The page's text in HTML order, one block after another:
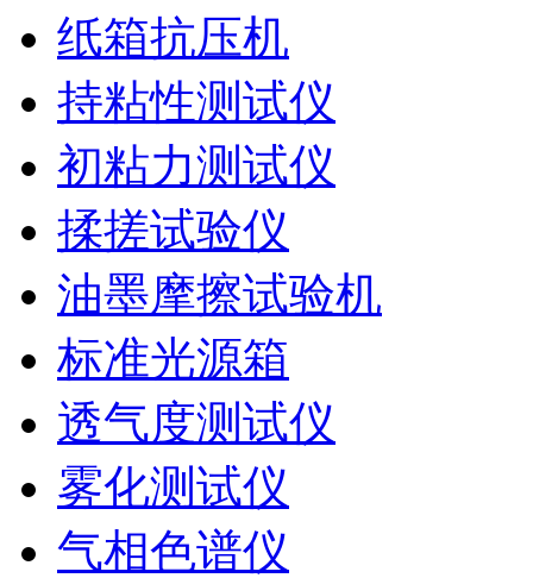
纸箱抗压机
持粘性测试仪
初粘力测试仪
揉搓试验仪
油墨摩擦试验机
标准光源箱
透气度测试仪
雾化测试仪
气相色谱仪